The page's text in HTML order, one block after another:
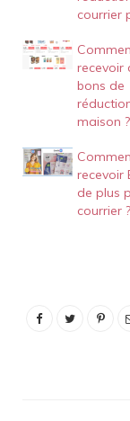
courrier
recevoir
bons de
maison ?
recevoir
de plus
courrier ?